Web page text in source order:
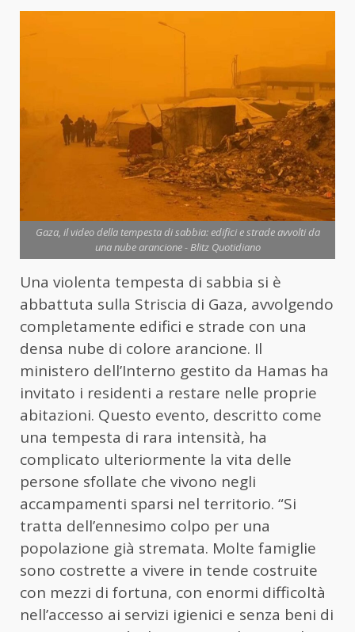
Gaza, il video della tempesta di sabbia: edifici e strade avvolti da
una nube arancione - Blitz Quotidiano
Una violenta tempesta di sabbia si è
abbattuta sulla Striscia di Gaza, avvolgendo
completamente edifici e strade con una
densa nube di colore arancione. Il
ministero dell’Interno gestito da Hamas ha
invitato i residenti a restare nelle proprie
abitazioni. Questo evento, descritto come
una tempesta di rara intensità, ha
complicato ulteriormente la vita delle
persone sfollate che vivono negli
accampamenti sparsi nel territorio. “Si
tratta dell’ennesimo colpo per una
popolazione già stremata. Molte famiglie
sono costrette a vivere in tende costruite
con mezzi di fortuna, con enormi difficoltà
nell’accesso ai servizi igienici e senza beni di